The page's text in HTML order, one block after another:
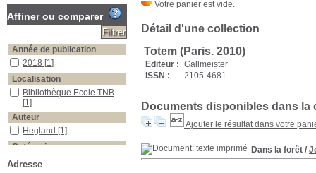
Détail d'une collection
Totem (Paris. 2010)
Editeur : Gallmeister
ISSN :
2105-4681
Documents disponibles dans la
Ajouter le résultat dans votre
Dans la forêt /
Affiner ou comparer
Année de publication
2018 [1]
Localisation
Bibliothèque Ecole TNB
[1]
Auteur
Hegland [1]
Catégorie
Romans
Adresse